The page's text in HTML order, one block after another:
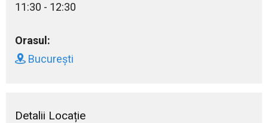
11:30 - 12:30
Orasul:
București
Detalii Locație